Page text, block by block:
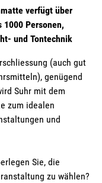
verfügt über
Personen,
und Tontechnik
(auch gut
genügend
Suhr mit dem
zum idealen
und
Sie, die
zu wählen?